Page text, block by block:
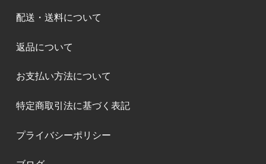
配送・送料について
返品について
お支払い方法について
特定商取引法に基づく表記
プライバシーポリシー